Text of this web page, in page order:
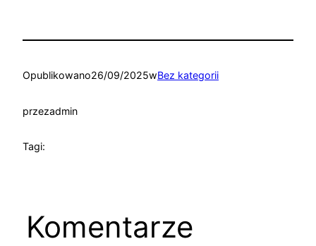
Opublikowano26/09/2025wBez kategorii
przezadmin
Tagi:
Komentarze